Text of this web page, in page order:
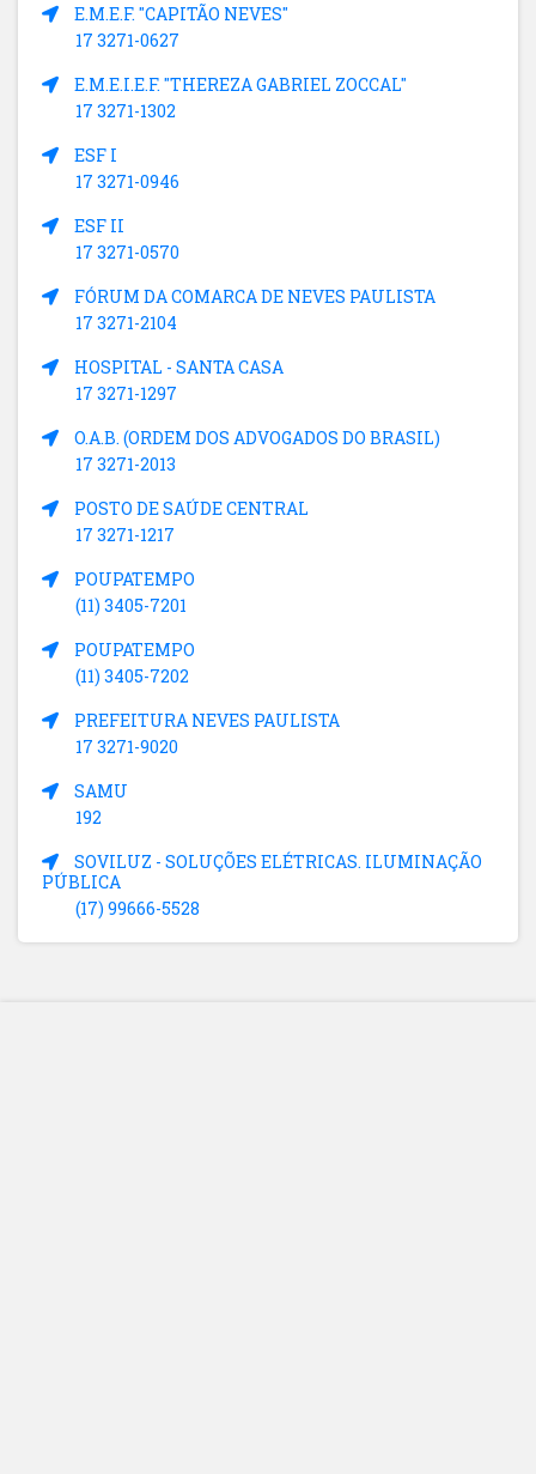
E.M.E.F. "CAPITÃO NEVES"
17 3271-0627
E.M.E.I.E.F. "THEREZA GABRIEL ZOCCAL"
17 3271-1302
ESF I
17 3271-0946
ESF II
17 3271-0570
FÓRUM DA COMARCA DE NEVES PAULISTA
17 3271-2104
HOSPITAL - SANTA CASA
17 3271-1297
O.A.B. (ORDEM DOS ADVOGADOS DO BRASIL)
17 3271-2013
POSTO DE SAÚDE CENTRAL
17 3271-1217
POUPATEMPO
(11) 3405-7201
POUPATEMPO
(11) 3405-7202
PREFEITURA NEVES PAULISTA
17 3271-9020
SAMU
192
SOVILUZ - SOLUÇÕES ELÉTRICAS. ILUMINAÇÃO
PÚBLICA
(17) 99666-5528